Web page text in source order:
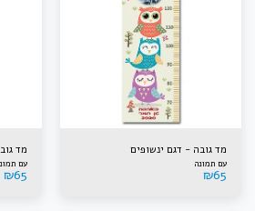
מד גובה - דגם ינשופים
עם תמונה
₪65
מד
עם
₪65